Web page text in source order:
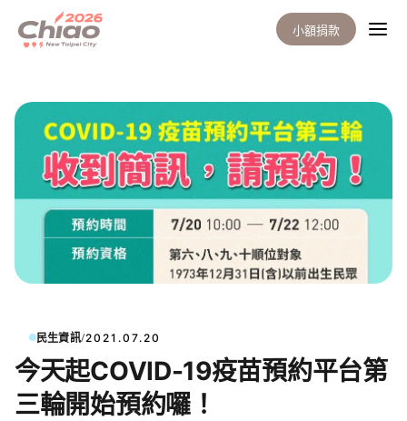
小額捐款
民生資訊/2021.07.20
今天起COVID-19疫苗預約平台第
三輪開始預約囉！